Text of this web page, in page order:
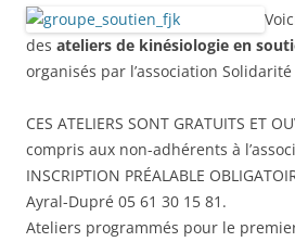
des ateliers de kinésiologie en
organisés par l’association
CES ATELIERS SONT GRATUITS ET
compris aux non-adhérents à
INSCRIPTION PRÉALABLE
Ayral-Dupré 05 61 30 15 81.
Ateliers programmés pour le